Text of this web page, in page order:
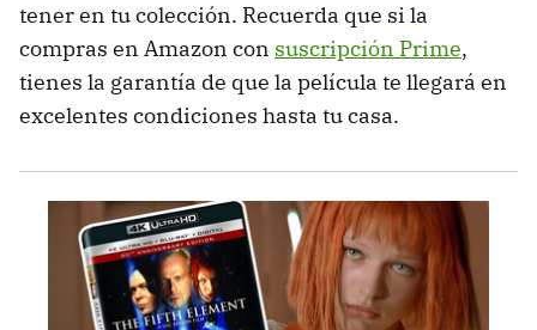
tener en tu colección. Recuerda que si la
compras en Amazon con suscripción Prime,
tienes la garantía de que la película te llegará en
excelentes condiciones hasta tu casa.